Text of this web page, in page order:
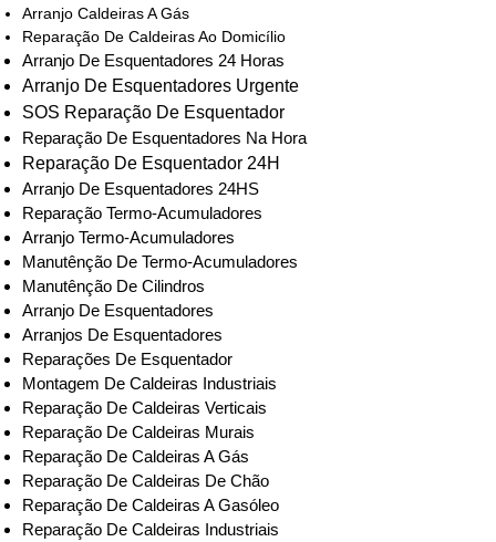
Arranjo Caldeiras A Gás
Reparação De Caldeiras Ao Domicílio
Arranjo De Esquentadores 24 Horas
Arranjo De Esquentadores Urgente
SOS Reparação De Esquentador
Reparação De Esquentadores Na Hora
Reparação De Esquentador 24H
Arranjo De Esquentadores 24HS
Reparação Termo-Acumuladores
Arranjo Termo-Acumuladores
Manutênção De Termo-Acumuladores
Manutênção De Cilindros
Arranjo De Esquentadores
Arranjos De Esquentadores
Reparações De Esquentador
Montagem De Caldeiras Industriais
Reparação De Caldeiras Verticais
Reparação De Caldeiras Murais
Reparação De Caldeiras A Gás
Reparação De Caldeiras De Chão
Reparação De Caldeiras A Gasóleo
Reparação De Caldeiras Industriais